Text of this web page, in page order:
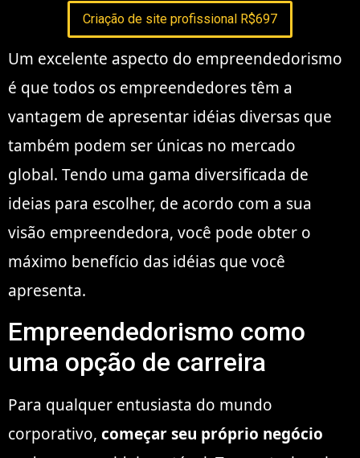
Criação de site profissional R$697
Um excelente aspecto do empreendedorismo
é que todos os empreendedores têm a
vantagem de apresentar idéias diversas que
também podem ser únicas no mercado
global. Tendo uma gama diversificada de
ideias para escolher, de acordo com a sua
visão empreendedora, você pode obter o
máximo benefício das idéias que você
apresenta.
Empreendedorismo como
uma opção de carreira
Para qualquer entusiasta do mundo
corporativo, começar seu próprio negócio